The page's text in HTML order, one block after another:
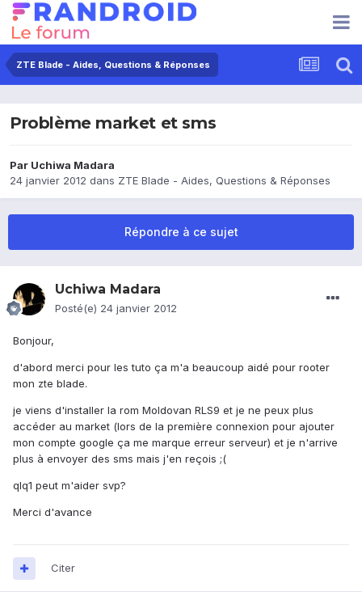
ZTE Blade - Aides, Questions & Réponses
Problème market et sms
Par Uchiwa Madara
24 janvier 2012 dans ZTE Blade - Aides, Questions & Réponses
Répondre à ce sujet
Uchiwa Madara
Posté(e) 24 janvier 2012
Bonjour,
d'abord merci pour les tuto ça m'a beaucoup aidé pour rooter
mon zte blade.
je viens d'installer la rom Moldovan RLS9 et je ne peux plus
accéder au market (lors de la première connexion pour ajouter
mon compte google ça me marque erreur serveur) et je n'arrive
plus à envoyer des sms mais j'en reçois ;(
qlq1 peut m'aider svp?
Merci d'avance
Citer